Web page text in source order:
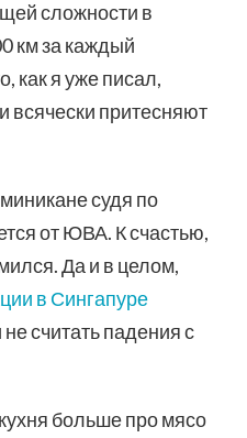
сложности в
км за каждый
как я уже писал,
всячески притесняют
судя по
от ЮВА. К счастью,
Да и в целом,
в Сингапуре
считать падения с
больше про мясо